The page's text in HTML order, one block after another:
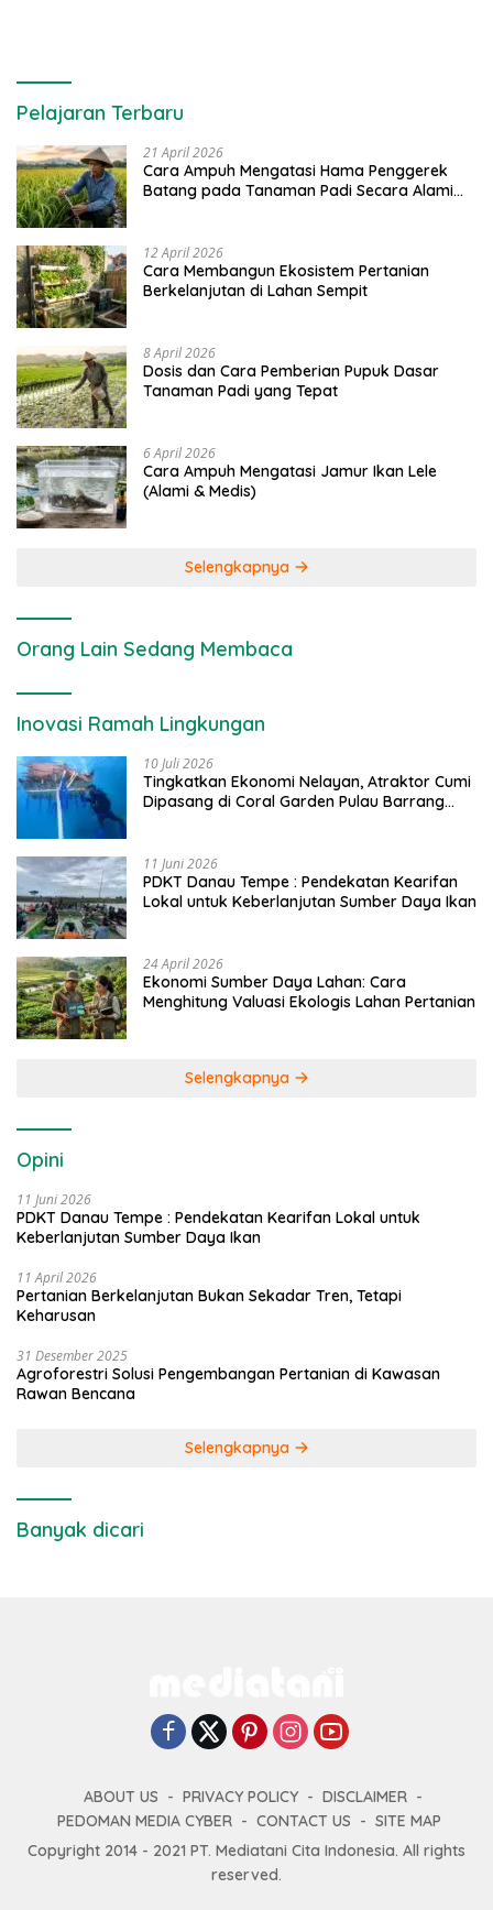
Pelajaran Terbaru
21 April 2026
Cara Ampuh Mengatasi Hama Penggerek
Batang pada Tanaman Padi Secara Alami
12 April 2026
Cara Membangun Ekosistem Pertanian
Berkelanjutan di Lahan Sempit
8 April 2026
Dosis dan Cara Pemberian Pupuk Dasar
Tanaman Padi yang Tepat
6 April 2026
Cara Ampuh Mengatasi Jamur Ikan Lele
(Alami & Medis)
Selengkapnya
Orang Lain Sedang Membaca
Inovasi Ramah Lingkungan
10 Juli 2026
Tingkatkan Ekonomi Nelayan, Atraktor Cumi
Dipasang di Coral Garden Pulau Barrang
11 Juni 2026
PDKT Danau Tempe : Pendekatan Kearifan
Lokal untuk Keberlanjutan Sumber Daya Ikan
24 April 2026
Ekonomi Sumber Daya Lahan: Cara
Menghitung Valuasi Ekologis Lahan Pertanian
Selengkapnya
Opini
11 Juni 2026
PDKT Danau Tempe : Pendekatan Kearifan Lokal untuk
Keberlanjutan Sumber Daya Ikan
11 April 2026
Pertanian Berkelanjutan Bukan Sekadar Tren, Tetapi
Keharusan
31 Desember 2025
Agroforestri Solusi Pengembangan Pertanian di Kawasan
Rawan Bencana
Selengkapnya
Banyak dicari
ABOUT US PRIVACY POLICY
DISCLAIMER
PEDOMAN MEDIA CYBER
CONTACT US
SITE MAP
Copyright 2014 - 2021 PT. Mediatani Cita Indonesia. All rights
reserved.